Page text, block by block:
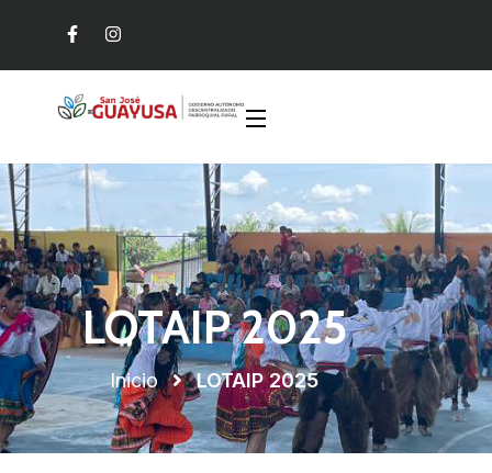
LOTAIP 2025
Inicio LOTAIP 2025